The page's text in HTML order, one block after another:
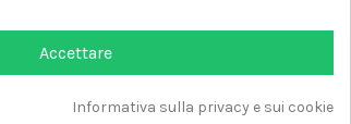
Accettare
Informativa sulla privacy e sui cookie